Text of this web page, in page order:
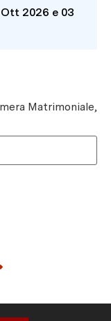
2026 e 03
Matrimoniale,